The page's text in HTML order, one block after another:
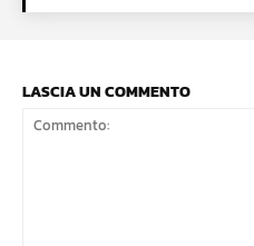
LASCIA UN COMMENTO